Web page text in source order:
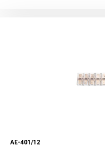
AE-401/12